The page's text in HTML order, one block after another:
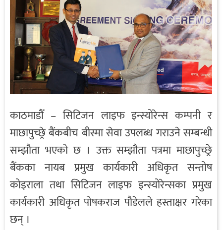
काठमाडौँ – सिटिजन लाइफ इन्स्योरेन्स कम्पनी र
माछापुच्छ्रे बैंकबीच बीस्मा सेवा उपलब्ध गराउने सम्बन्धी
सम्झौता भएको छ । उक्त सम्झौता पत्रमा माछापुच्छ्रे
बैंकका नायब प्रमुख कार्यकारी अधिकृत सन्तोष
कोइराला तथा सिटिजन लाइफ इन्स्योरेन्सका प्रमुख
कार्यकारी अधिकृत पोषकराज पौडेलले हस्ताक्षर गरेका
छन् ।